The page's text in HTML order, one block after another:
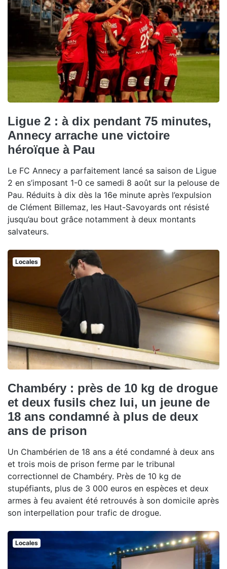
Ligue 2 : à dix pendant 75 minutes,
Annecy arrache une victoire
héroïque à Pau
Le FC Annecy a parfaitement lancé sa saison de Ligue
2 en s’imposant 1-0 ce samedi 8 août sur la pelouse de
Pau. Réduits à dix dès la 16e minute après l’expulsion
de Clément Billemaz, les Haut-Savoyards ont résisté
jusqu’au bout grâce notamment à deux montants
salvateurs.
Locales
Chambéry : près de 10 kg de drogue
et deux fusils chez lui, un jeune de
18 ans condamné à plus de deux
ans de prison
Un Chambérien de 18 ans a été condamné à deux ans
et trois mois de prison ferme par le tribunal
correctionnel de Chambéry. Près de 10 kg de
stupéfiants, plus de 3 000 euros en espèces et deux
armes à feu avaient été retrouvés à son domicile après
son interpellation pour trafic de drogue.
Locales